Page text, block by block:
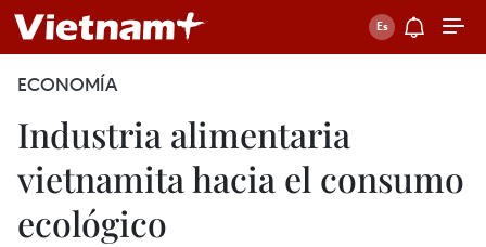
ECONOMÍA
Industria alimentaria
vietnamita hacia el consumo
ecológico